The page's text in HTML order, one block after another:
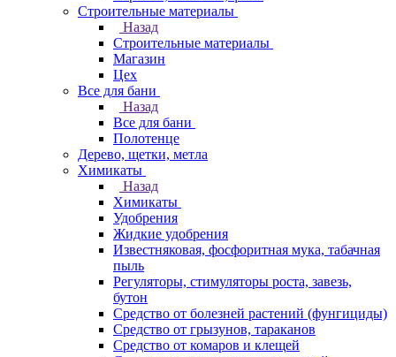
Строительные материалы
Назад
Строительные материалы
Магазин
Цех
Все для бани
Назад
Все для бани
Полотенце
Дерево, щетки, метла
Химикаты
Назад
Химикаты
Удобрения
Жидкие удобрения
Известняковая, фосфоритная мука, табачная
пыль
Регуляторы, стимуляторы роста, завезь,
бутон
Средство от болезней растений (фунгициды)
Средство от грызунов, тараканов
Средство от комаров и клещей